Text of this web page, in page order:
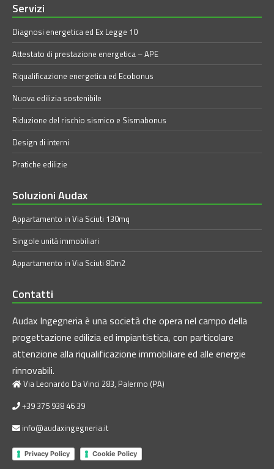
Servizi
Diagnosi energetica ed Ex Legge 10
Attestato di prestazione energetica – APE
Riqualificazione energetica ed Ecobonus
Nuova edilizia sostenibile
Riduzione del rischio sismico e Sismabonus
Design di interni
Pratiche edilizie
Soluzioni Audax
Appartamento in Via Sciuti 130mq
Singole unità immobiliari
Appartamento in Via Sciuti 80m2
Contatti
Audax Ingegneria è una società che opera nel campo della
progettazione edilizia ed impiantistica, con particolare
attenzione alla riqualificazione immobiliare ed alle energie
rinnovabili.
Via Leonardo Da Vinci 283, Palermo (PA)
+39 375 938 46 39
info@audaxingegneria.it
Privacy Policy Cookie Policy